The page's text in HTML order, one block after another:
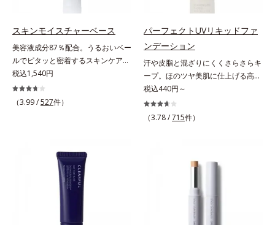
層の範囲内*3 スキンプロテクト※
複合成分配合＝肌を保護し、乾燥を
防ぐ複合成分 ※ ビルベリー葉エ
キス、タベブイアインペチギノサ樹
皮エキス*4 グリセリルグルコシド
ルジメチコン）クロスポリマー、ジ
メチコン（カバー成分）*5 アクリ
アルロン酸を配合した肌にやさしい
処方で、うるおうハリ肌へと整えま
ン・コンシーラー・パウダーを兼ね
る1本6役。時短メイクが叶います。
バカスを防ぐ
スキンモイスチャーベース
美容液成分87％配合。うるおいベー
ルでピタッと密着するスキンケア発
想のメイク下地。化粧ノリ＆もち
UP！ファンデーションの仕上がり
を格上げする、スキンケア発想の化
の美しさと化粧もちが格段にUP。
さらにヒアルロン酸、ローヤルゼリ
ーエキスなどの保湿成分を含む美容
液成分を87％配合。大気汚染物質バ
リア成分(*)もプラスして、乾燥やダ
税込1,540円
（3.99 /527件）
パーフェクトUVリキッドファ
ンデーション
汗や皮脂と混ざりにくくさらさらキ
ープ。ほのツヤ美肌に仕上げる高
SPFファンデ。SPF50・PA++++で紫
外線を強力カットしながら、さらさ
ら美肌が10時間(*)続くリキッドフ
くずれにくく、軽やかにピタッとフ
肌をキープします。またドーナツ型
の粉体を採用したことで、より多く
均一に光を拡散することを実現。毛
税込440円～
（3.78 /715件）